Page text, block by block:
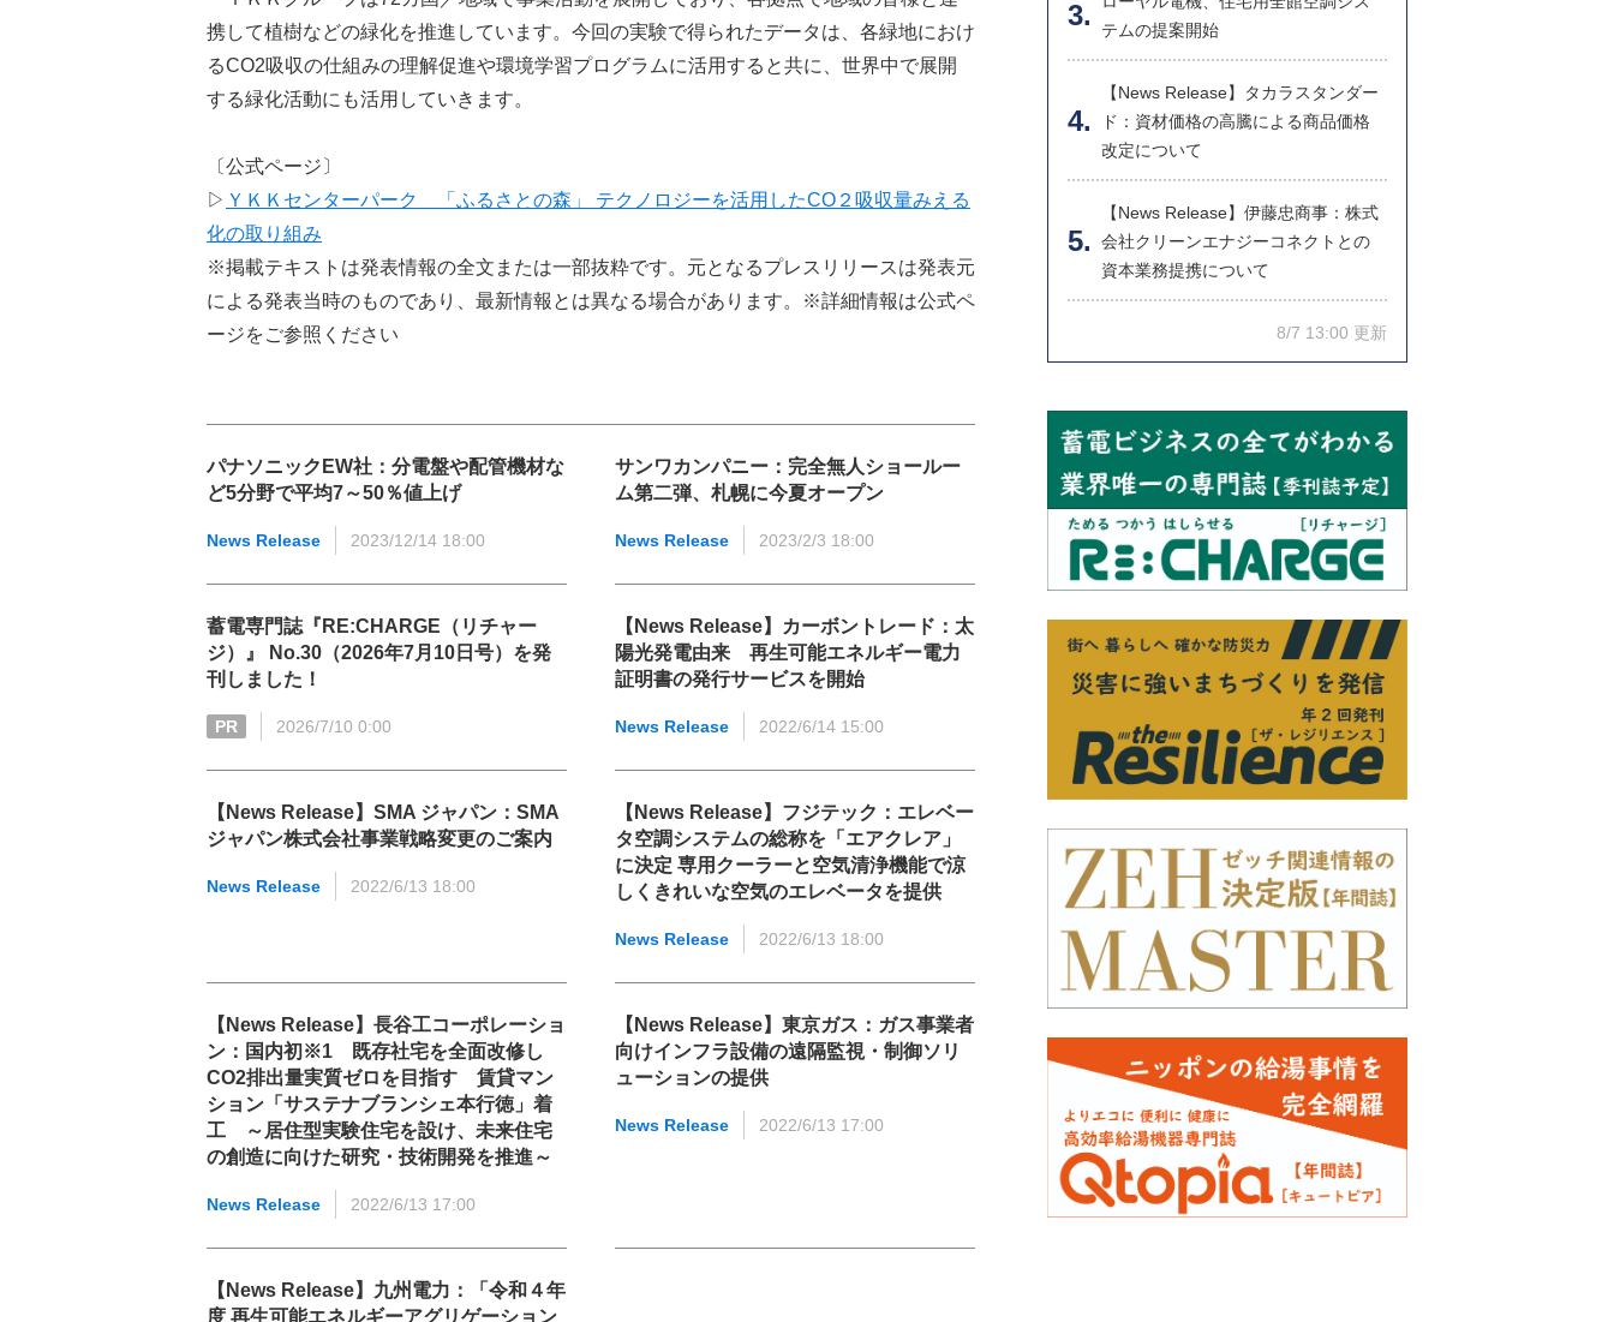
携して植樹などの緑化を推進しています。今回の実験で得られたデータは、各緑地におけ
るCO2吸収の仕組みの理解促進や環境学習プログラムに活用すると共に、世界中で展開
する緑化活動にも活用していきます。
〔公式ページ〕
▷ ＹＫＫセンターパーク 「ふるさとの森」 テクノロジーを活用したCO２吸収量みえる
化の取り組み
※掲載テキストは発表情報の全文または一部抜粋です。元となるプレスリリースは発表元
による発表当時のものであり、最新情報とは異なる場合があります。※詳細情報は公式ペ
ージをご参照ください
パナソニックEW社：分電盤や配管機材な
ど5分野で平均7～50％値上げ
News Release 2023/12/14 18:00
サンワカンパニー：完全無人ショールー
ム第二弾、札幌に今夏オープン
News Release 2023/2/3 18:00
蓄電専門誌『RE:CHARGE（リチャー
ジ）』 No.30（2026年7月10日号）を発
刊しました！
PR 2026/7/10 0:00
【News Release】カーボントレード：太
陽光発電由来 再生可能エネルギー電力
証明書の発行サービスを開始
News Release 2022/6/14 15:00
【News Release】SMA ジャパン：SMA
ジャパン株式会社事業戦略変更のご案内
News Release 2022/6/13 18:00
【News Release】フジテック：エレベー
タ空調システムの総称を「エアクレア」
に決定 専用クーラーと空気清浄機能で涼
しくきれいな空気のエレベータを提供
News Release 2022/6/13 18:00
【News Release】長谷工コーポレーショ
ン：国内初※1 既存社宅を全面改修し
CO2排出量実質ゼロを目指す 賃貸マン
ション「サステナブランシェ本行徳」着
工 ～居住型実験住宅を設け、未来住宅
の創造に向けた研究・技術開発を推進～
News Release 2022/6/13 17:00
【News Release】東京ガス：ガス事業者
向けインフラ設備の遠隔監視・制御ソリ
ューションの提供
News Release 2022/6/13 17:00
【News Release】九州電力：「令和４年
度 再生可能エネルギーアグリゲーション
テムの提案開始
【News Release】タカラスタンダー
ド：資材価格の高騰による商品価格
改定について
【News Release】伊藤忠商事：株式
会社クリーンエナジーコネクトとの
資本業務提携について
8/7 13:00 更新